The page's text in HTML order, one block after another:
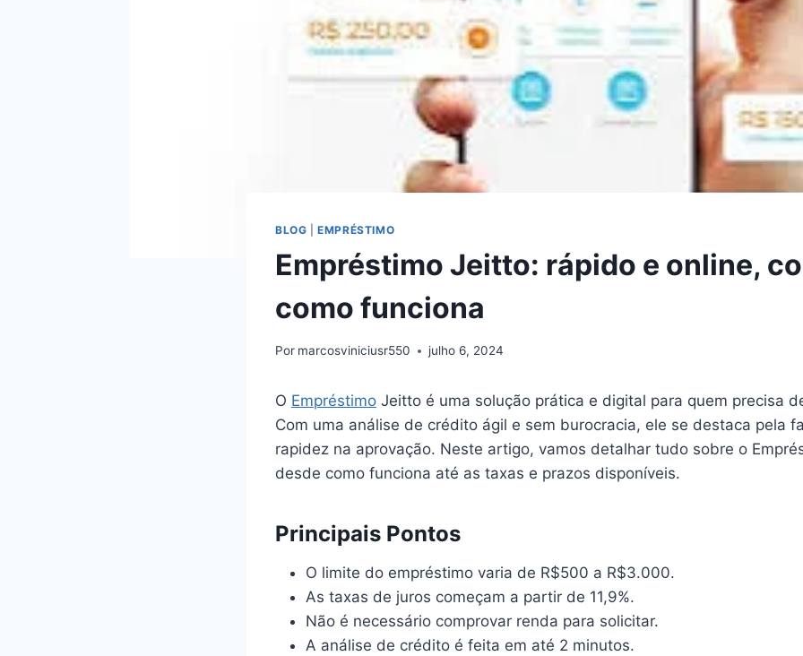
BLOG |EMPRÉSTIMO
Empréstimo Jeitto: rápido e online,
como funciona
Por marcosviniciusr550 julho 6, 2024
O Empréstimo Jeitto é uma solução prática e digital para quem precisa
Com uma análise de crédito ágil e sem burocracia, ele se destaca pela
rapidez na aprovação. Neste artigo, vamos detalhar tudo sobre o
desde como funciona até as taxas e prazos disponíveis.
Principais Pontos
O limite do empréstimo varia de R$500 a R$3.000.
As taxas de juros começam a partir de 11,9%.
Não é necessário comprovar renda para solicitar.
A análise de crédito é feita em até 2 minutos.